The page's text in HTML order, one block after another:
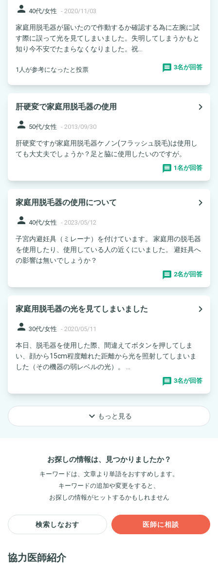
person 40代/女性 - 2020/11/03
家庭用脱毛器が届いたので作動するか確認する為に左腕に試
す際に誤って光を見てしまいました。失明してしまうかもと
知り今不安でたまらなくなりました。祝...
1人が参考になったと投票 3名が回答
肝硬変で家庭用脱毛器の使用
navigate_next
person 50代/女性 - 2013/09/30
肝硬変ですが家庭用脱毛器ケノン(フラッシュ脱毛)は使用し
ても大丈夫でしょうか？足と脇に使用したいのですが。
1名が回答
家庭用脱毛器の使用について
navigate_next
person 40代/女性 - 2023/05/12
子宮内避妊具（ミレーナ）を付けています。 家庭用の脱毛器
を使用したり、使用している人の近くにいました。 避妊具へ
の影響は無いでしょうか？
2名が回答
家庭用脱毛器の光を見てしまいました
navigate_next
person 30代/女性 - 2020/05/11
本日、脱毛器を使用した際、間違えてボタンを押してしま
い、顔から15cm程度離れた距離から光を照射してしまいま
した（その機器の弱レベルの光）。 ...
3名が回答
keyboard_arrow_down もっと見る
お探しの情報は、見つかりましたか？
キーワードは、文章より単語をおすすめします。
キーワードの追加や変更をすると、
お探しの情報がヒットするかもしれません
検索しなおす 医師に相談
協力医師紹介